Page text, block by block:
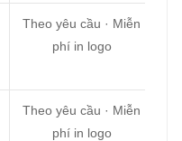
Theo yêu cầu · Miễn
phí in logo
Theo yêu cầu · Miễn
phí in logo